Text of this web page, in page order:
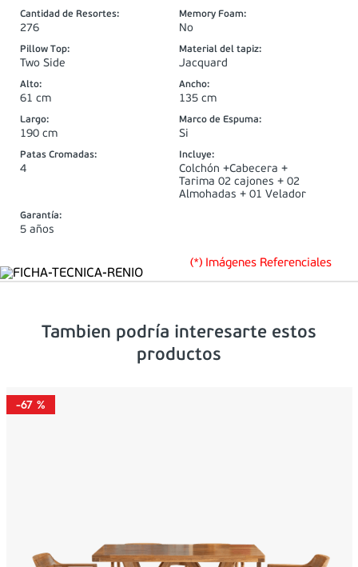
Cantidad de Resortes:
276
Memory Foam:
No
Pillow Top:
Two Side
Material del tapiz:
Jacquard
Alto:
61 cm
Ancho:
135 cm
Largo:
190 cm
Marco de Espuma:
Si
Patas Cromadas:
4
Incluye:
Colchón +Cabecera +
Tarima 02 cajones + 02
Almohadas + 01 Velador
Garantía:
5 años
(*) Imágenes Referenciales
Tambien podría interesarte estos
productos
-67 %